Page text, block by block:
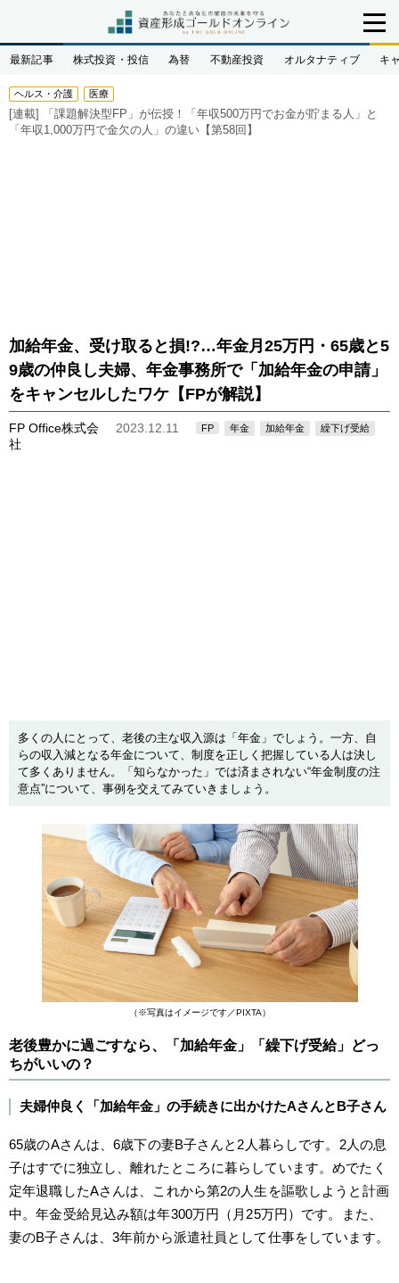
最新記事 株式投資・投信 為替 不動産投資 オルタナティブ キ
ヘルス・介護 医療
[連載]
「課題解決型FP」が伝授！「年収500万円でお金が貯まる人」と
「年収1,000万円で金欠の人」の違い【第58回】
加給年金、受け取ると損!?…年金月25万円・65歳と5
9歳の仲良し夫婦、年金事務所で「加給年金の申請」
をキャンセルしたワケ【FPが解説】
FP Office株式会
社
2023.12.11 FP 年金 加給年金 繰下げ受給
多くの人にとって、老後の主な収入源は「年金」でしょう。一方、自
らの収入減となる年金について、制度を正しく把握している人は決し
て多くありません。「知らなかった」では済まされない“年金制度の注
意点”について、事例を交えてみていきましょう。
（※写真はイメージです／PIXTA）
老後豊かに過ごすなら、「加給年金」「繰下げ受給」どっ
ちがいいの？
夫婦仲良く「加給年金」の手続きに出かけたAさんとB子さん
65歳のAさんは、6歳下の妻B子さんと2人暮らしです。2人の息
子はすでに独立し、離れたところに暮らしています。めでたく
定年退職したAさんは、これから第2の人生を謳歌しようと計画
中。年金受給見込み額は年300万円（月25万円）です。また、
妻のB子さんは、3年前から派遣社員として仕事をしています。